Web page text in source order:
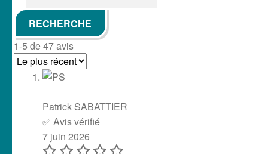
1-5 de 47 avis
Patrick SABATTIER
7 juin 2026